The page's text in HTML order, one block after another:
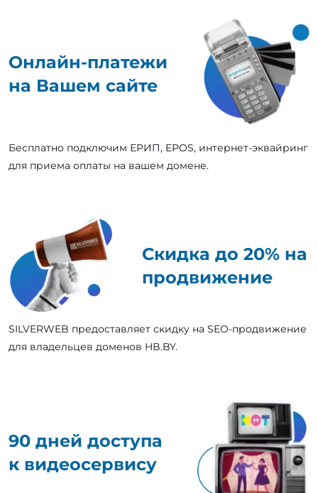
Онлайн-платежи
на Вашем сайте
Бесплатно подключим ЕРИП, EPOS, интернет-эквайринг
для приема оплаты на вашем домене.
Скидка до 20% на
продвижение
SILVERWEB предоставляет скидку на SEO-продвижение
для владельцев доменов HB.BY.
90 дней доступа
к видеосервису